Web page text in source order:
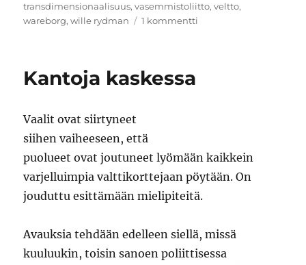
transdimensionaalisuus,vasemmistoliitto,veltto,
wareborg,wille rydman 1 kommentti
Kantoja kaskessa
Vaalit ovat siirtyneet
siihen vaiheeseen, että
puolueet ovat joutuneet lyömään kaikkein
varjelluimpia valttikorttejaan pöytään. On
jouduttu esittämään mielipiteitä.
Avauksia tehdään edelleen siellä, missä
kuuluukin, toisin sanoen poliittisessa